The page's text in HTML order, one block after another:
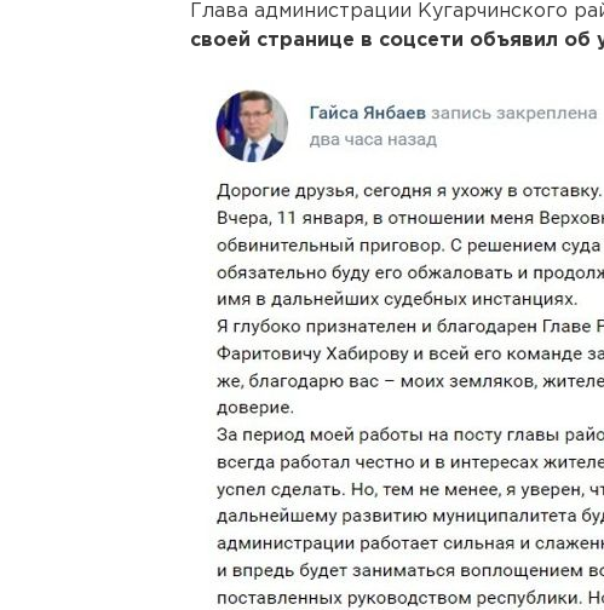
Глава администрации Кугарчинского
своей странице в соцсети объявил об